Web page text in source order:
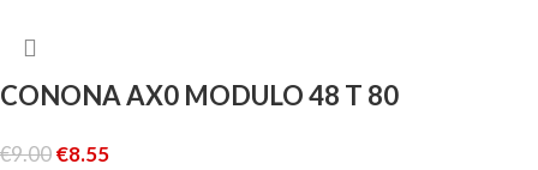
CONONA AX0 MODULO 48 T 80
€9.00€8.55